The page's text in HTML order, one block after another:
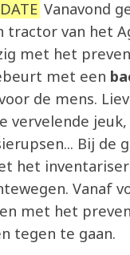
Vanavond
tractor van het
met het
met een
de mens.
vervelende
Bij de
het
Vanaf
met het
tegen te gaan.